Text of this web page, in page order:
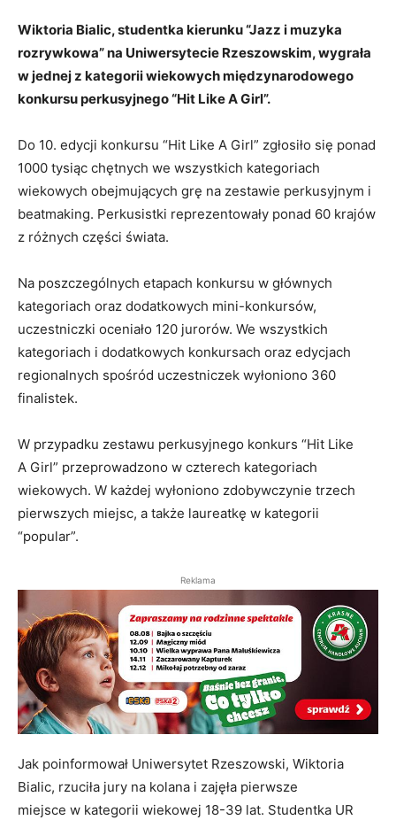
Wiktoria Bialic, studentka kierunku “Jazz i muzyka
rozrywkowa” na Uniwersytecie Rzeszowskim, wygrała
w jednej z kategorii wiekowych międzynarodowego
konkursu perkusyjnego “Hit Like A Girl”.
Do 10. edycji konkursu “Hit Like A Girl” zgłosiło się ponad
1000 tysiąc chętnych we wszystkich kategoriach
wiekowych obejmujących grę na zestawie perkusyjnym i
beatmaking. Perkusistki reprezentowały ponad 60 krajów
z różnych części świata.
Na poszczególnych etapach konkursu w głównych
kategoriach oraz dodatkowych mini-konkursów,
uczestniczki oceniało 120 jurorów. We wszystkich
kategoriach i dodatkowych konkursach oraz edycjach
regionalnych spośród uczestniczek wyłoniono 360
finalistek.
W przypadku zestawu perkusyjnego konkurs “Hit Like
A Girl” przeprowadzono w czterech kategoriach
wiekowych. W każdej wyłoniono zdobywczynie trzech
pierwszych miejsc, a także laureatkę w kategorii
“popular”.
Reklama
Jak poinformował Uniwersytet Rzeszowski, Wiktoria
Bialic, rzuciła jury na kolana i zajęła pierwsze
miejsce w kategorii wiekowej 18-39 lat. Studentka UR